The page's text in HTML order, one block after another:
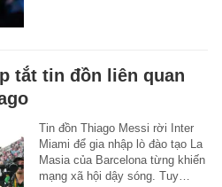
tắt tin đồn liên quan
Tin đồn Thiago Messi rời Inter
Miami để gia nhập lò đào tạo La
Masia của Barcelona từng khiến
mạng xã hội dậy sóng. Tuy…